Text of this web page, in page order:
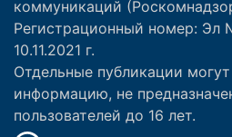
коммуникаций
Регистрационный номер:
10.11.2021 г.
Отдельные публикации
информацию, не
пользователей до 16 лет.